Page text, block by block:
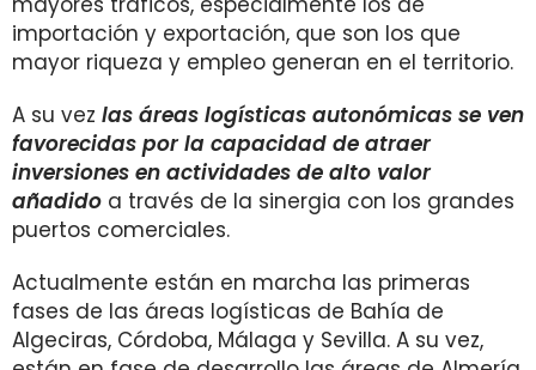
importación y exportación, que son los que
mayor riqueza y empleo generan en el territorio.
A su vez las áreas logísticas autonómicas se ven
favorecidas por la capacidad de atraer
inversiones en actividades de alto valor
añadido a través de la sinergia con los grandes
puertos comerciales.
Actualmente están en marcha las primeras
fases de las áreas logísticas de Bahía de
Algeciras, Córdoba, Málaga y Sevilla. A su vez,